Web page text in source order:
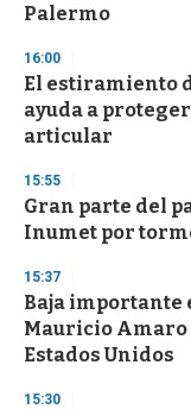
Palermo
16:00
El estiramiento
ayuda a
articular
15:55
Gran parte del
Inumet por
15:37
Baja importante
Mauricio Amaro
Estados Unidos
15:30